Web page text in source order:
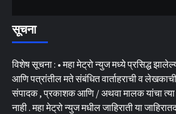
सूचना
विशेष सूचना : • महा मेट्रो न्युज मध्ये प्रसिद्ध
आणि पत्रांतील मते संबंधित वार्ताहराची व
संपादक , प्रकाशक आणि / अथवा मालक यांचा त्या
नाही . महा मेट्रो न्युज मधील जाहिराती या